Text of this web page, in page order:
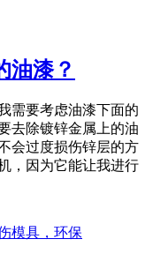
油漆？
需要考虑油漆下面的
去除镀锌金属上的油
会过度损伤锌层的方
，因为它能让我进行